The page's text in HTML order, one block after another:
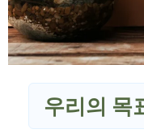
우리의 목